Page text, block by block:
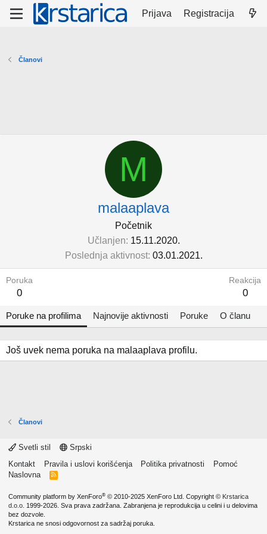
Prijava Registracija
Članovi
M
malaaplava
Početnik
Učlanjen 15.11.2020.
Poslednja aktivnost 03.01.2021.
Poruka
0
Reakcija
0
Poruke na profilima Najnovije aktivnosti Poruke O članu
Još uvek nema poruka na malaaplava profilu.
Članovi
Svetli stil
Srpski
Kontakt
Pravila i uslovi korišćenja Politika privatnosti
Pomoć
Naslovna
R
Community platform by XenForo® © 2010-2025 XenForo Ltd. Copyright © Krstarica
d.o.o. 1999-2026. Sva prava zadržana. Zabranjena je reprodukcija u celini i u delovima
bez dozvole.
Krstarica ne snosi odgovornost za sadržaj poruka.